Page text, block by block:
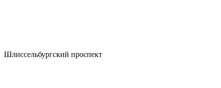
Шлиссельбургский проспект